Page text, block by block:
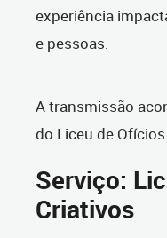
experiência
e pessoas.
A transmissão
do Liceu de
Serviço:
Criativos